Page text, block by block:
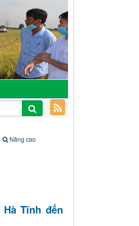
Nâng cao
Tĩnh đến